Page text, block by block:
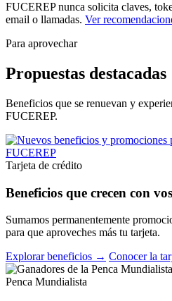
FUCEREP nunca solicita claves,
email o llamadas. Ver
Para aprovechar
Propuestas destacadas
Beneficios que se renuevan y
FUCEREP.
Tarjeta de crédito
Beneficios que crecen con vos
Sumamos permanentemente
para que aproveches más tu tarjeta.
Explorar beneficios → Conocer la
Penca Mundialista